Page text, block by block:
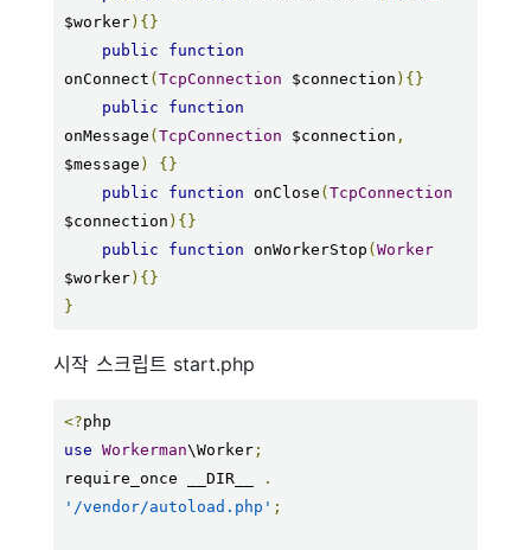
$worker){}
public
function
onConnect ( TcpConnection $connection ){}
public
function
onMessage ( TcpConnection $connection ,
$message )
{}
public
function onClose ( TcpConnection
$connection ){}
public
function onWorkerStop ( Worker
$worker){}
}
시작 스크립트 start.php
<?
use Workerman\Worker;
require_once __DIR__
.
'/vendor/autoload.php' ;